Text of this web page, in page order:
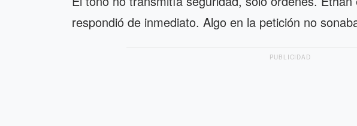
respondió de inmediato. Algo en la petición no
PUBLICIDAD